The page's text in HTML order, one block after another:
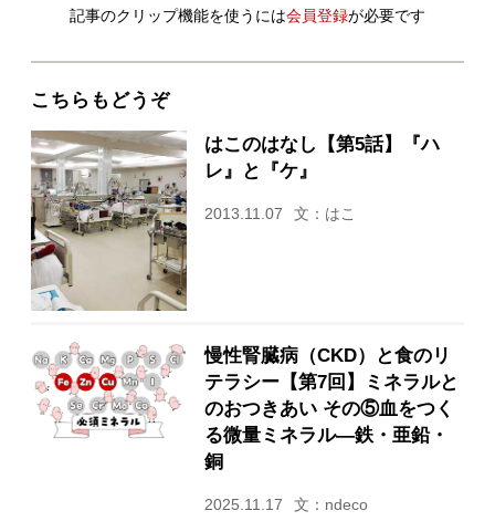
記事のクリップ機能を使うには会員登録が必要です
こちらもどうぞ
はこのはなし【第5話】『ハ
レ』と『ケ』
2013.11.07 文：はこ
慢性腎臓病（CKD）と食のリ
テラシー【第7回】ミネラルと
のおつきあい その⑤血をつく
る微量ミネラル―鉄・亜鉛・
銅
2025.11.17 文：ndeco